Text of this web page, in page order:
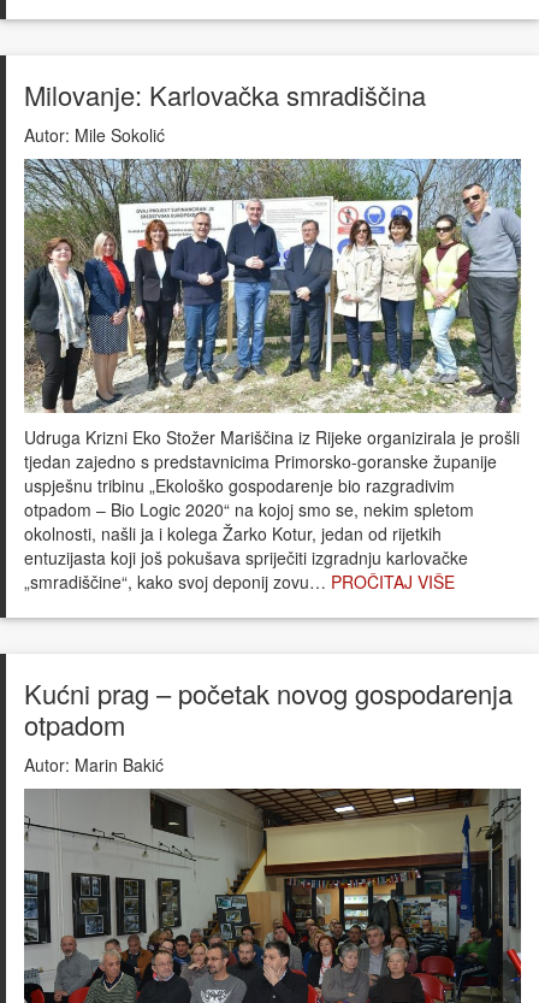
Milovanje: Karlovačka smradiščina
Autor: Mile Sokolić
Udruga Krizni Eko Stožer Mariščina iz Rijeke organizirala je prošli
tjedan zajedno s predstavnicima Primorsko-goranske županije
uspješnu tribinu „Ekološko gospodarenje bio razgradivim
otpadom – Bio Logic 2020“ na kojoj smo se, nekim spletom
okolnosti, našli ja i kolega Žarko Kotur, jedan od rijetkih
entuzijasta koji još pokušava spriječiti izgradnju karlovačke
„smradiščine“, kako svoj deponij zovu… PROČITAJ VIŠE
Kućni prag – početak novog gospodarenja
otpadom
Autor: Marin Bakić